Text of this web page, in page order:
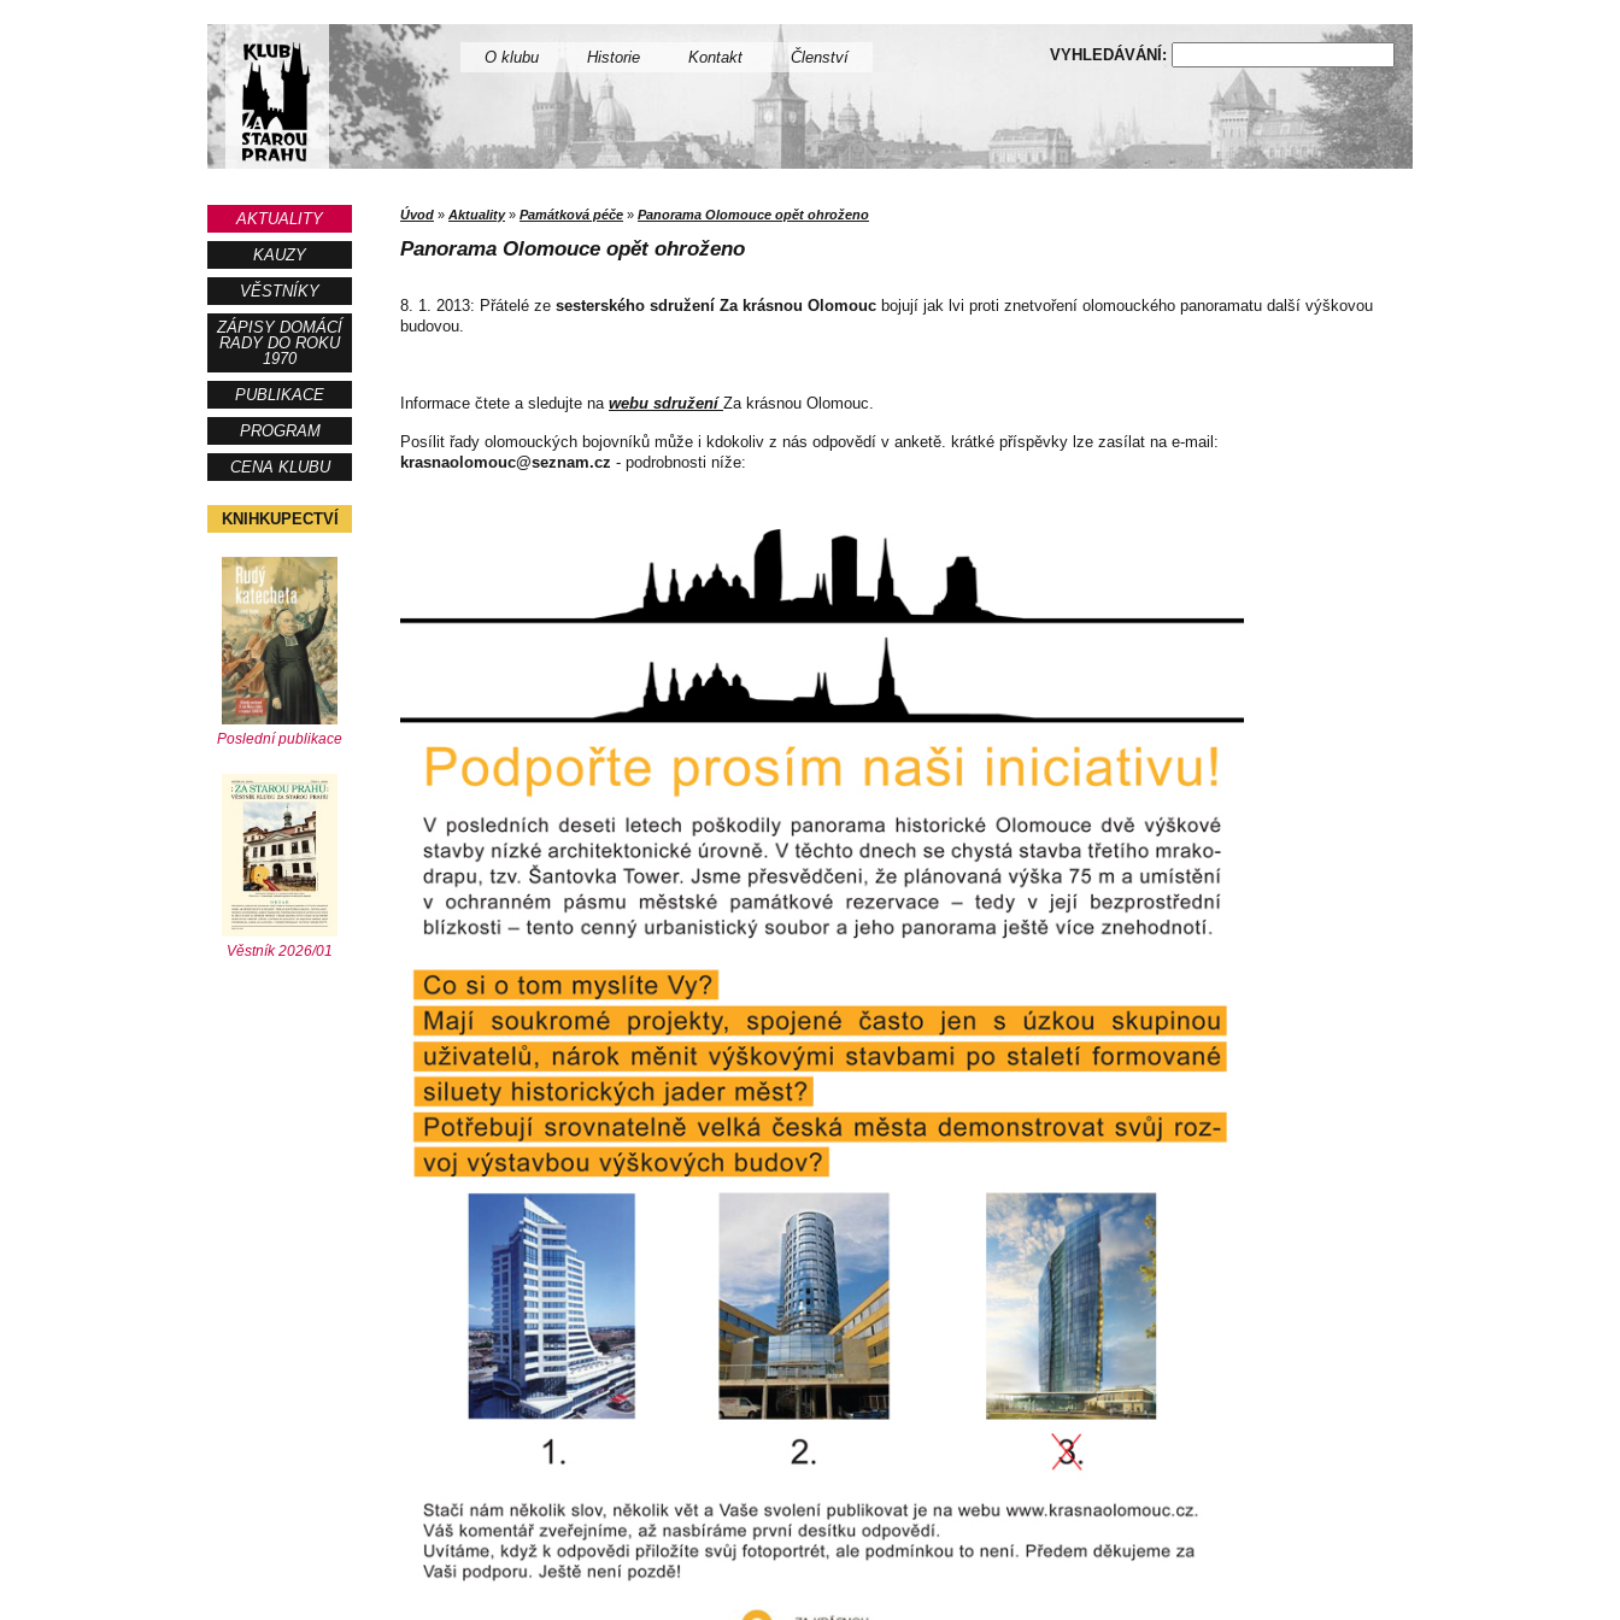
O klubu Historie Kontakt Členství VYHLEDÁVÁNÍ:
AKTUALITY
KAUZY
VĚSTNÍKY
ZÁPISY DOMÁCÍ
RADY DO ROKU
1970
PUBLIKACE
PROGRAM
CENA KLUBU
KNIHKUPECTVÍ
Poslední publikace
Věstník 2026/01
Úvod » Aktuality» Památková péče » Panorama Olomouce opět ohroženo
Panorama Olomouce opět ohroženo
8. 1. 2013: Přátelé ze sesterského sdružení Za krásnou Olomouc bojují jak lvi proti znetvoření olomouckého panoramatu další výškovou
budovou.
Informace čtete a sledujte na webu sdružení Za krásnou Olomouc.
Posílit řady olomouckých bojovníků může i kdokoliv z nás odpovědí v anketě. krátké příspěvky lze zasílat na e-mail:
krasnaolomouc@seznam.cz - podrobnosti níže: